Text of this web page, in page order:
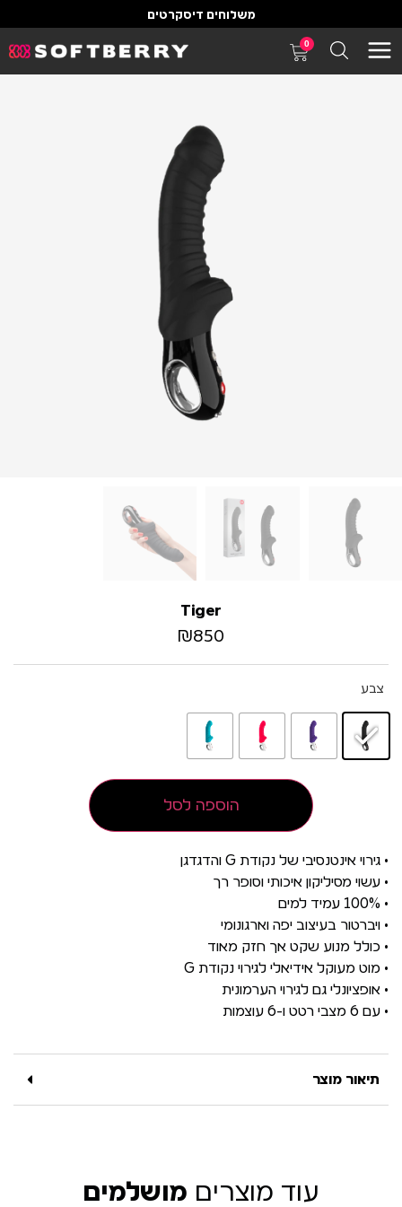
משלוחים דיסקרטים
0
Tiger
₪850
צבע
הוספה לסל
• גירוי אינטנסיבי של נקודת G והדגדגן
• עשוי מסיליקון איכותי וסופר רך
• 100% עמיד למים
• ויברטור בעיצוב יפה וארגונומי
• כולל מנוע שקט אך חזק מאוד
• מוט מעוקל אידיאלי לגירוי נקודת G
• אופציונלי גם לגירוי הערמונית
• עם 6 מצבי רטט ו-6 עוצמות
תיאור מוצר
עוד מוצרים מושלמים